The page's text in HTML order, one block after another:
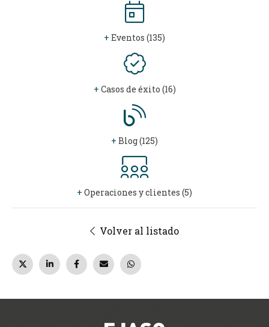
+ Eventos (135)
+ Casos de éxito (16)
+ Blog (125)
+ Operaciones y clientes (5)
Volver al listado